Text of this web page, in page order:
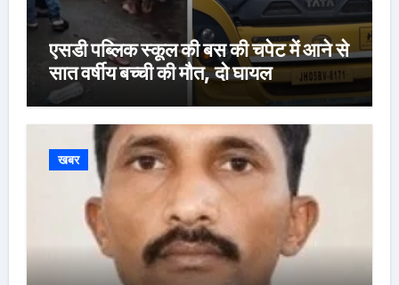
एसडी पब्लिक स्कूल की बस की चपेट में आने से
सात वर्षीय बच्ची की मौत, दो घायल
खबर